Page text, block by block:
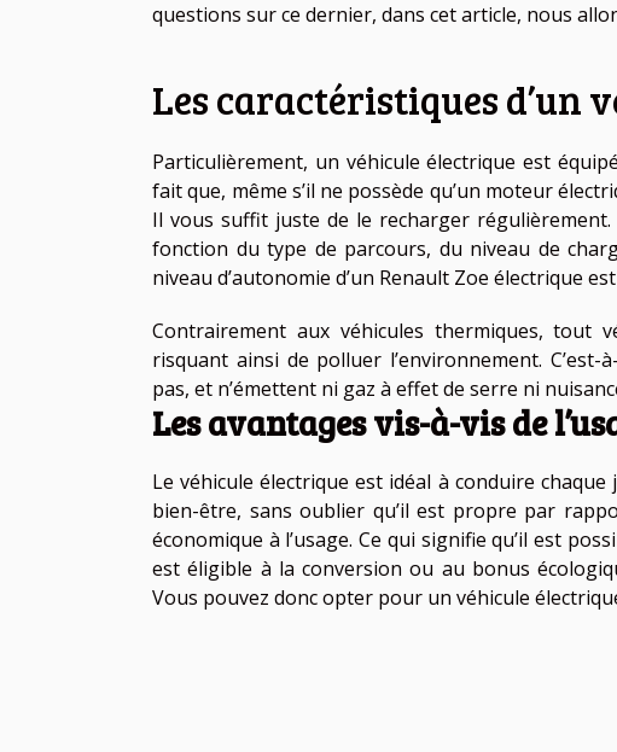
questions sur ce dernier, dans cet article, nous
Les caractéristiques d’un
Particulièrement, un véhicule électrique est
fait que, même s’il ne possède qu’un moteur
Il vous suffit juste de le recharger
fonction du type de parcours, du niveau de
niveau d’autonomie d’un Renault Zoe électrique
Contrairement aux véhicules thermiques, tout
risquant ainsi de polluer l’environnement.
pas, et n’émettent ni gaz à effet de serre ni
Les avantages vis-à-vis de
Le véhicule électrique est idéal à conduire
bien-être, sans oublier qu’il est propre par
économique à l’usage. Ce qui signifie qu’il est
est éligible à la conversion ou au bonus
Vous pouvez donc opter pour un véhicule